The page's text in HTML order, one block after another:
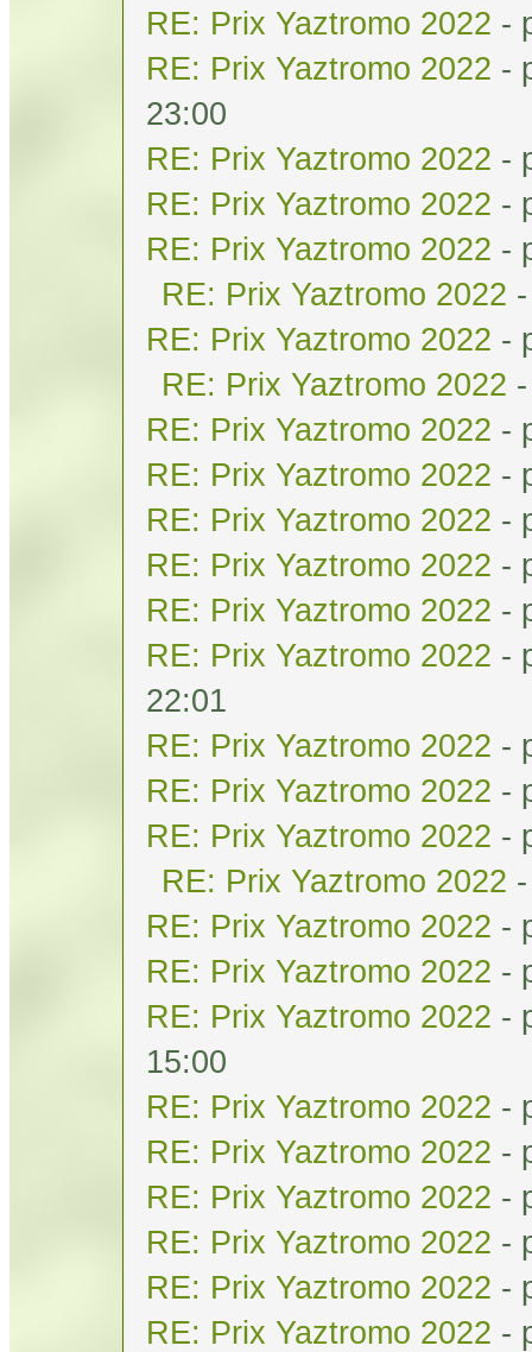
RE: Prix Yaztromo 2022 -
RE: Prix Yaztromo 2022 -
23:00
RE: Prix Yaztromo 2022 -
RE: Prix Yaztromo 2022 -
RE: Prix Yaztromo 2022 -
RE: Prix Yaztromo 2022
RE: Prix Yaztromo 2022 -
RE: Prix Yaztromo 2022
RE: Prix Yaztromo 2022 -
RE: Prix Yaztromo 2022 -
RE: Prix Yaztromo 2022 -
RE: Prix Yaztromo 2022 -
RE: Prix Yaztromo 2022 -
RE: Prix Yaztromo 2022 -
22:01
RE: Prix Yaztromo 2022 -
RE: Prix Yaztromo 2022 -
RE: Prix Yaztromo 2022 -
RE: Prix Yaztromo 2022
RE: Prix Yaztromo 2022 -
RE: Prix Yaztromo 2022 -
RE: Prix Yaztromo 2022 -
15:00
RE: Prix Yaztromo 2022 -
RE: Prix Yaztromo 2022 -
RE: Prix Yaztromo 2022 -
RE: Prix Yaztromo 2022 -
RE: Prix Yaztromo 2022 -
RE: Prix Yaztromo 2022 -